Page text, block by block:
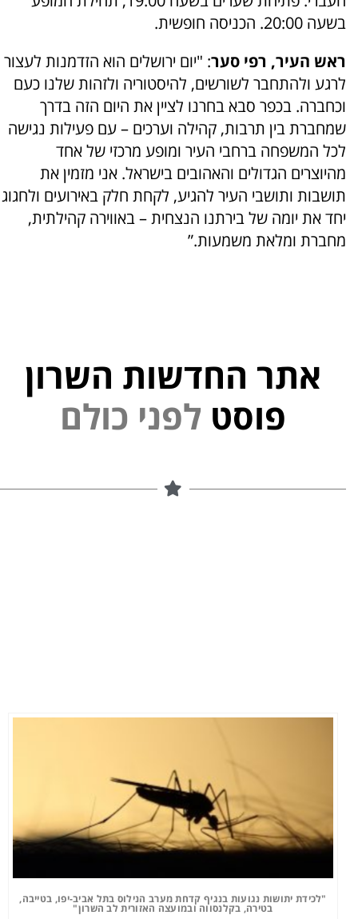
בשעה 20:00. הכניסה חופשית.
ראש העיר, רפי סער: "יום ירושלים הוא הזדמנות לעצור
לרגע ולהתחבר לשורשים, להיסטוריה ולזהות שלנו כעם
וכחברה. בכפר סבא בחרנו לציין את היום הזה בדרך
שמחברת בין תרבות, קהילה וערכים – עם פעילות נגישה
לכל המשפחה ברחבי העיר ומופע מרכזי של אחד
מהיוצרים הגדולים והאהובים בישראל. אני מזמין את
תושבות ותושבי העיר להגיע, לקחת חלק באירועים ולחגוג
יחד את יומה של בירתנו הנצחית – באווירה קהילתית,
מחברת ומלאת משמעות.”
אתר החדשות השרון
פוסט
"לכידת יתושות נגועות בנגיף קדחת מערב הנילוס בתל אביב-יפו, בטייבה,
בטירה, בקלנסווה ובמועצה האזורית לב השרון"